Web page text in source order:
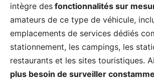
intègre des fonctionnalités sur
amateurs de ce type de véhicule,
emplacements de services dédiés
stationnement, les campings, les
restaurants et les sites touristiques.
plus besoin de surveiller